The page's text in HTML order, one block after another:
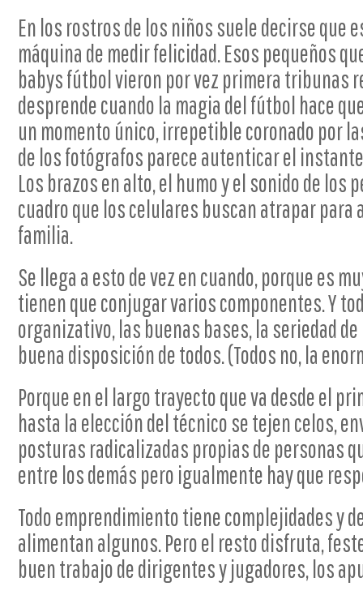
En los rostros de los niños suele decirse que
máquina de medir felicidad. Esos pequeños
babys fútbol vieron por vez primera tribunas
desprende cuando la magia del fútbol hace
un momento único, irrepetible coronado por
de los fotógrafos parece autenticar el
Los brazos en alto, el humo y el sonido de los
cuadro que los celulares buscan atrapar para
familia.
Se llega a esto de vez en cuando, porque es
tienen que conjugar varios componentes. Y
organizativo, las buenas bases, la seriedad
buena disposición de todos. (Todos no, la
Porque en el largo trayecto que va desde el
hasta la elección del técnico se tejen celos,
posturas radicalizadas propias de personas
entre los demás pero igualmente hay que
Todo emprendimiento tiene complejidades y
alimentan algunos. Pero el resto disfruta,
buen trabajo de dirigentes y jugadores, los